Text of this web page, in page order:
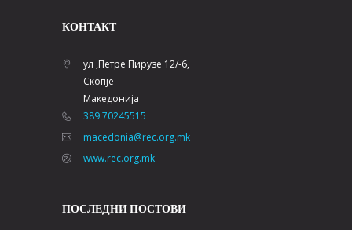
КОНТАКТ
ул ,Петре Пирузе 12/-6,
Скопје
Македонија
389.70245515
macedonia@rec.org.mk
www.rec.org.mk
ПОСЛЕДНИ ПОСТОВИ